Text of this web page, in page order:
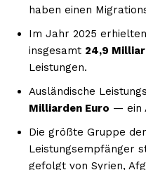
haben einen
Im Jahr 2025
insgesamt 24,9
Leistungen.
Ausländische
Milliarden Euro — ein
Die größte Gruppe
Leistungsempfänger
gefolgt von Syrien,